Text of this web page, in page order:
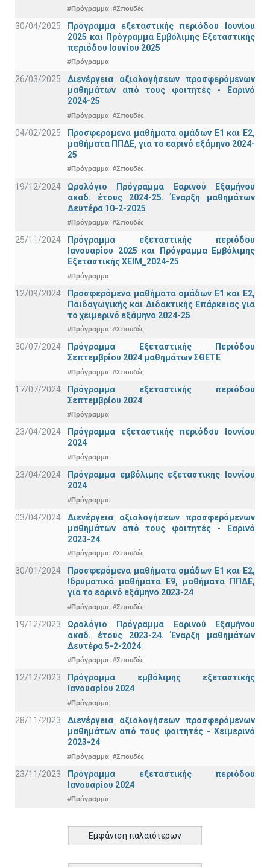
#Πρόγραμμα #Σπουδές
30/04/2025
Πρόγραμμα εξεταστικής περιόδου Ιουνίου
2025 και Πρόγραμμα Εμβόλιμης Εξεταστικής
περιόδου Ιουνίου 2025
#Πρόγραμμα
26/03/2025
Διενέργεια αξιολογήσεων προσφερόμενων
μαθημάτων από τους φοιτητές - Εαρινό
2024-25
#Πρόγραμμα #Σπουδές
04/02/2025
Προσφερόμενα μαθήματα ομάδων Ε1 και Ε2,
μαθήματα ΠΠΔΕ, για το εαρινό εξάμηνο 2024-
25
#Πρόγραμμα #Σπουδές
19/12/2024
Ωρολόγιο Πρόγραμμα Εαρινού Εξαμήνου
ακαδ. έτους 2024-25. Έναρξη μαθημάτων
Δευτέρα 10-2-2025
#Πρόγραμμα #Σπουδές
25/11/2024
Πρόγραμμα εξεταστικής περιόδου
Ιανουαρίου 2025 και Πρόγραμμα Εμβόλιμης
Εξεταστικής ΧΕΙΜ_2024-25
#Πρόγραμμα
12/09/2024
Προσφερόμενα μαθήματα ομάδων Ε1 και Ε2,
Παιδαγωγικής και Διδακτικής Επάρκειας για
το χειμερινό εξάμηνο 2024-25
#Πρόγραμμα #Σπουδές
30/07/2024
Πρόγραμμα Εξεταστικής Περιόδου
Σεπτεμβρίου 2024 μαθημάτων ΣΘΕΤΕ
#Πρόγραμμα #Σπουδές
17/07/2024
Πρόγραμμα εξεταστικής περιόδου
Σεπτεμβρίου 2024
#Πρόγραμμα
23/04/2024
Πρόγραμμα εξεταστικής περιόδου Ιουνίου
2024
#Πρόγραμμα
23/04/2024
Πρόγραμμα εμβόλιμης εξεταστικής Ιουνίου
2024
#Πρόγραμμα
03/04/2024
Διενέργεια αξιολογήσεων προσφερόμενων
μαθημάτων από τους φοιτητές - Εαρινό
2023-24
#Πρόγραμμα #Σπουδές
30/01/2024
Προσφερόμενα μαθήματα ομάδων Ε1 και Ε2,
Ιδρυματικά μαθήματα Ε9, μαθήματα ΠΠΔΕ,
για το εαρινό εξάμηνο 2023-24
#Πρόγραμμα #Σπουδές
19/12/2023
Ωρολόγιο Πρόγραμμα Εαρινού Εξαμήνου
ακαδ. έτους 2023-24. Έναρξη μαθημάτων
Δευτέρα 5-2-2024
#Πρόγραμμα #Σπουδές
12/12/2023
Πρόγραμμα εμβόλιμης εξεταστικής
Ιανουαρίου 2024
#Πρόγραμμα
28/11/2023
Διενέργεια αξιολογήσεων προσφερόμενων
μαθημάτων από τους φοιτητές - Χειμερινό
2023-24
#Πρόγραμμα #Σπουδές
23/11/2023
Πρόγραμμα εξεταστικής περιόδου
Ιανουαρίου 2024
#Πρόγραμμα
Εμφάνιση παλαιότερων